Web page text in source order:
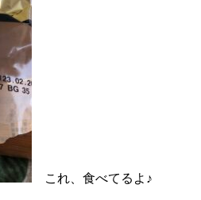
これ、食べてるよ♪